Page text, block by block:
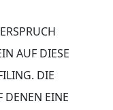
AUF DIESE
DIE
DENEN EINE